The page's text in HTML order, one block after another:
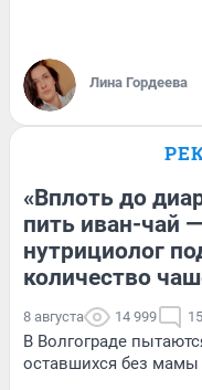
Лина Гордеева
«Вплоть до
пить иван-чай
нутрициолог
количество
8 августа 14 999 15
В Волгограде
оставшихся без мамы